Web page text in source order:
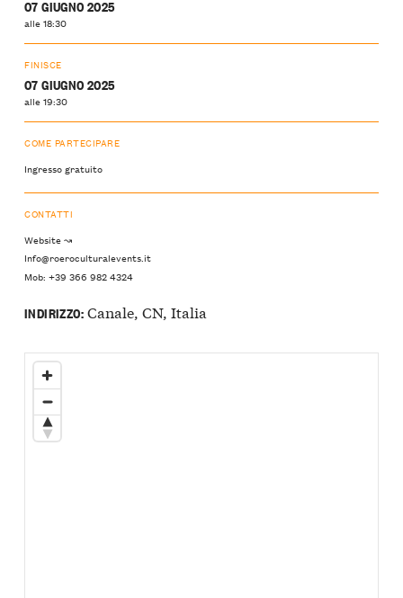
07 GIUGNO 2025
alle 18:30
FINISCE
07 GIUGNO 2025
alle 19:30
COME PARTECIPARE
Ingresso gratuito
CONTATTI
Website ↝
Info@roeroculturalevents.it
Mob: +39 366 982 4324
INDIRIZZO:Canale, CN, Italia